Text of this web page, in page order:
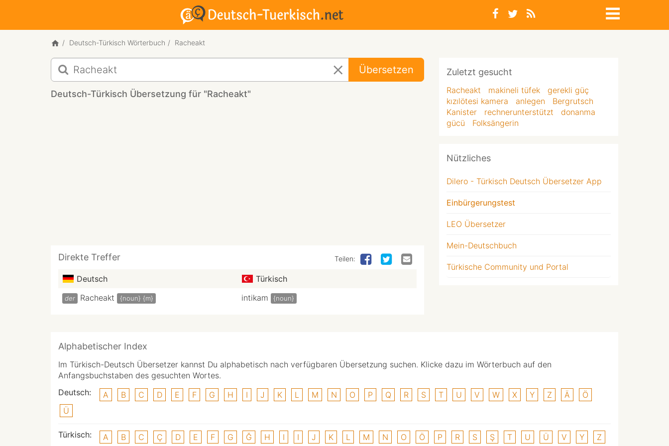
Deutsch-Türkisch Wörterbuch Racheakt
Deutsch-
Türkisch
Übersetzung
für
Übersetzen
Deutsch-Türkisch Übersetzung für "Racheakt"
Direkte Treffer Teilen:
Deutsch Türkisch
der Racheakt {noun} {m} intikam {noun}
Zuletzt gesucht
Racheakt makineli tüfek
gerekli güç
kızılötesi kamera
anlegen
Bergrutsch
Kanister
rechnerunterstützt
donanma
gücü
Folksängerin
Nützliches
Dilero - Türkisch Deutsch Übersetzer App
Einbürgerungstest
LEO Übersetzer
Mein-Deutschbuch
Türkische Community und Portal
Alphabetischer Index
Im Türkisch-Deutsch Übersetzer kannst Du alphabetisch nach verfügbaren Übersetzung suchen. Klicke dazu im Wörterbuch auf den
Anfangsbuchstaben des gesuchten Wortes.
Deutsch:
A B C D E F G H I J K L M N O P Q R S T U V W X Y Z Ä
Ö
Ü
Türkisch: A B C Ç D E F G Ğ H I I J K L M N O Ö P R S Ş T U Ü V Y Z